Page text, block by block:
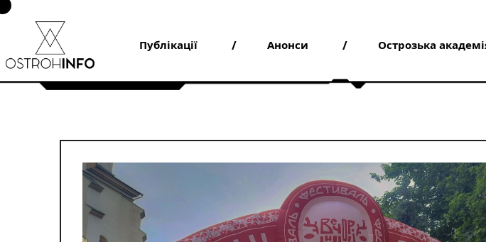
Skip
content
Публікації Анонси Острозька